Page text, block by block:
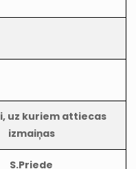
uz kuriem attiecas
izmaiņas
S.Priede